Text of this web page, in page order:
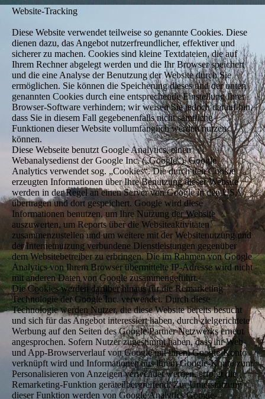
Website-Tracking
Diese Website verwendet teilweise so genannte Cookies. Diese
dienen dazu, das Angebot nutzerfreundlicher, effektiver und
sicherer zu machen. Cookies sind kleine Textdateien, die auf
Ihrem Rechner abgelegt werden und die Ihr Browser speichert
und die eine Analyse der Benutzung der Website durch Sie
ermöglichen. Sie können die Speicherung dieses und der unten
genannten Cookies durch eine entsprechende Einstellung Ihrer
Browser-Software verhindern; wir weisen Sie jedoch darauf hin,
dass Sie in diesem Fall gegebenenfalls nicht sämtliche
Funktionen dieser Website vollumfänglich werden nutzen
können.
Diese Webseite benutzt Google Analytics, einen
Webanalysedienst der Google Inc. („Google“). Google
Analytics verwendet sog. „Cookies“. Die durch den Cookie
erzeugten Informationen über Ihre Benutzung dieser Website
werden in der Regel an einen Server von Google in den USA
übertragen und dort gespeichert. Google wird diese
Informationen benutzen, um Ihre Nutzung der Website
auszuwerten, um Reports über die Websiteaktivitäten
zusammenzustellen und um weitere mit der Websitenutzung und
der Internetnutzung verbundene Dienstleistungen gegenüber
dem Websitebetreiber zu erbringen. Die im Rahmen von Google
Analytics von Ihrem Browser übermittelte IP-Adresse wird nicht
mit anderen Daten von Google zusammengeführt.
Die Cookies werden darüber hinaus für die Remarketing
Technologie der Google Inc. verwendet. Durch diese
Technologie werden Nutzer, die diese Website bereits besucht
und sich für das Angebot interessiert haben, durch zielgerichtete
Werbung auf den Seiten des Google Partner Netzwerks erneut
angesprochen. Sofern Nutzer zugestimmt haben, dass ihr Web-
und App-Browserverlauf von Google mit ihrem Google-Konto
verknüpft wird und Informationen aus ihrem Google-Konto zum
Personalisieren von Anzeigen verwendet werden, erfolgt die
Remarketing-Funktion geräteübergreifend. Zur Unterstützung
dieser Funktion werden von Google Analytics Google-